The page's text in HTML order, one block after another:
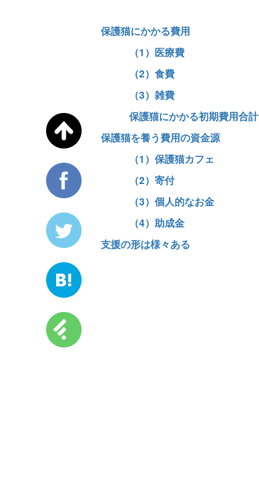
保護猫にかかる費用
（1）医療費
（2）食費
（3）雑費
保護猫にかかる初期費用合計
保護猫を養う費用の資金源
（1）保護猫カフェ
（2）寄付
（3）個人的なお金
（4）助成金
支援の形は様々ある